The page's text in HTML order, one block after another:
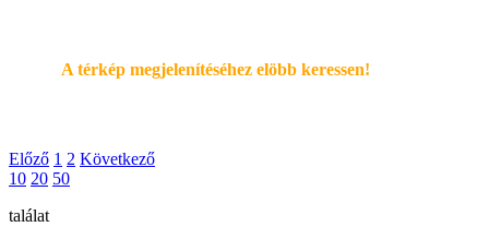
A térkép megjelenítéséhez elöbb keressen!
Előző 1 2 Következő
10 20 50
találat